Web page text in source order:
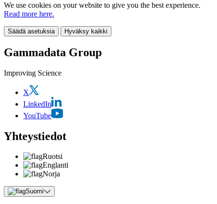
We use cookies on your website to give you the best experience.
Read more here.
Säädä asetuksia Hyväksy kaikki
Gammadata Group
Improving Science
X
LinkedIn
YouTube
Yhteystiedot
Ruotsi
Englanti
Norja
Suomi